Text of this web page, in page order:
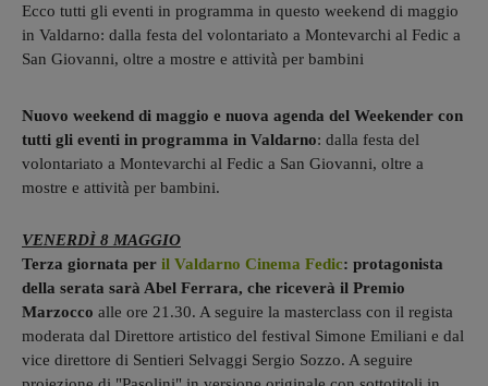
Ecco tutti gli eventi in programma in questo weekend di maggio
in Valdarno: dalla festa del volontariato a Montevarchi al Fedic a
San Giovanni, oltre a mostre e attività per bambini
Nuovo weekend di maggio e nuova agenda del Weekender con
tutti gli eventi in programma in Valdarno: dalla festa del
volontariato a Montevarchi al Fedic a San Giovanni, oltre a
mostre e attività per bambini.
VENERDÌ 8 MAGGIO
Terza giornata per il Valdarno Cinema Fedic: protagonista
della serata sarà Abel Ferrara, che riceverà il Premio
Marzocco alle ore 21.30. A seguire la masterclass con il regista
moderata dal Direttore artistico del festival Simone Emiliani e dal
vice direttore di Sentieri Selvaggi Sergio Sozzo. A seguire